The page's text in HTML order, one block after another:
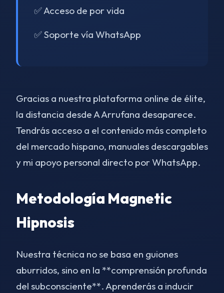
✅ Acceso de por vida
✅ Soporte vía WhatsApp
Gracias a nuestra plataforma online de élite,
la distancia desde A Arrufana desaparece.
Tendrás acceso a el contenido más completo
del mercado hispano, manuales descargables
y mi apoyo personal directo por WhatsApp.
Metodología Magnetic
Hipnosis
Nuestra técnica no se basa en guiones
aburridos, sino en la **comprensión profunda
del subconsciente**. Aprenderás a inducir